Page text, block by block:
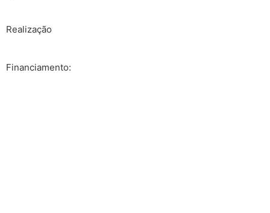
Realização
Financiamento: